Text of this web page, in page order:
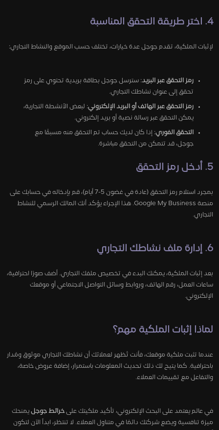
4. اختر طريقة التحقق المناسبة
لإثبات الملكية، تقدم جوجل عدة خيارات، تختلف حسب الموقع والنشاط التجاري:
رمز التحقق عبر البريد: سترسل جوجل بطاقة بريدية تحتوي على رمز
تحقق إلى عنوان نشاطك التجاري.
رمز التحقق عبر الهاتف أو البريد الإلكتروني: لبعض الأنشطة التجارية،
يمكن التحقق عبر رسالة نصية أو بريد إلكتروني.
التحقق الفوري: إذا كان لديك حساب تم التحقق منه مسبقًا مع
جوجل، قد تتمكن من التحقق مباشرة.
5. أدخل رمز التحقق
بمجرد استلام رمز التحقق (عادة في غضون 5-7 أيام)، قم بإدخاله في حسابك على
منصة Google My Business. هذا الإجراء يؤكد أنك المالك الرسمي للنشاط
التجاري.
6. إدارة ملف نشاطك التجاري
بعد إثبات الملكية، يمكنك البدء في تخصيص ملفك التجاري. أضف صورًا احترافية،
ساعات العمل، رقم الهاتف، وروابط وسائل التواصل الاجتماعي أو موقعك
الإلكتروني.
لماذا إثبات الملكية مهم؟
عندما تثبت ملكية موقعك، فأنت تُظهر لعملائك أن نشاطك التجاري موثوق ومُدار
باحترافية. كما يتيح لك ذلك تحديث المعلومات باستمرار، إضافة عروض خاصة،
والتفاعل مع تقييمات العملاء.
في عالم يعتمد على البحث الإلكتروني، تأكيد ملكيتك على خرائط جوجل يمنحك
ميزة تنافسية ويضع شركتك دائمًا في متناول العملاء. لا تنتظر، ابدأ الآن لتكون